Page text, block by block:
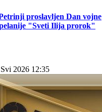
proslavljen Dan vojne
"Sveti Ilija prorok"
2026 12:35